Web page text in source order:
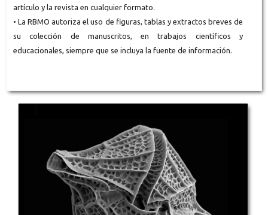
artículo y la revista en cualquier formato.
• La RBMO autoriza el uso de figuras, tablas y extractos breves de
su colección de manuscritos, en trabajos científicos y
educacionales, siempre que se incluya la fuente de información.